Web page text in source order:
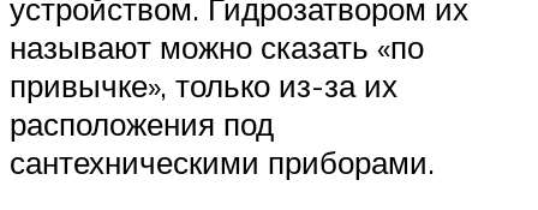
устройством. Гидрозатвором их
называют можно сказать «по
привычке», только из-за их
расположения под
сантехническими приборами.